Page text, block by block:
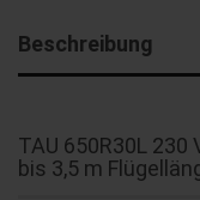
Beschreibung
TAU 650R30L 230
bis 3,5 m